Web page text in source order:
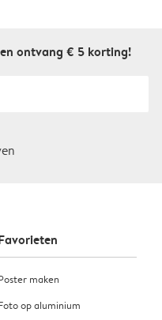
ontvang € 5 korting!
maken
op aluminium